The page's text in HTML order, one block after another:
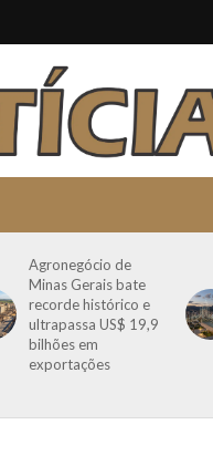
Agronegócio de
Minas Gerais bate
recorde histórico e
ultrapassa US$ 19,9
bilhões em
exportações